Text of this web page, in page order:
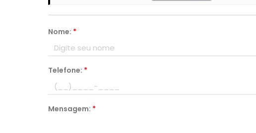
Nome: *
Telefone: *
Mensagem: *